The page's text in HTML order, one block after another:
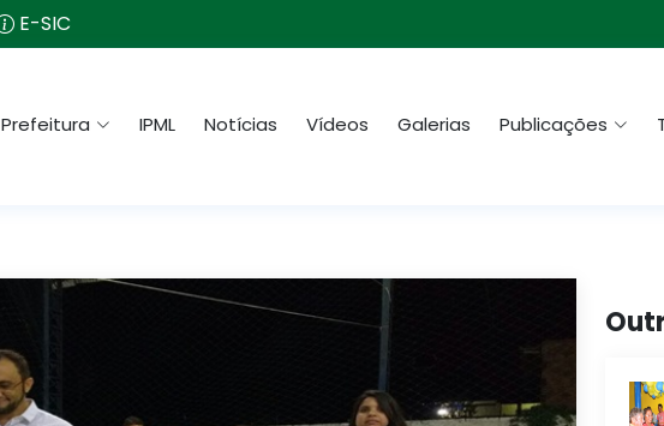
E-SIC
Prefeitura IPML Notícias Vídeos Galerias Publicações